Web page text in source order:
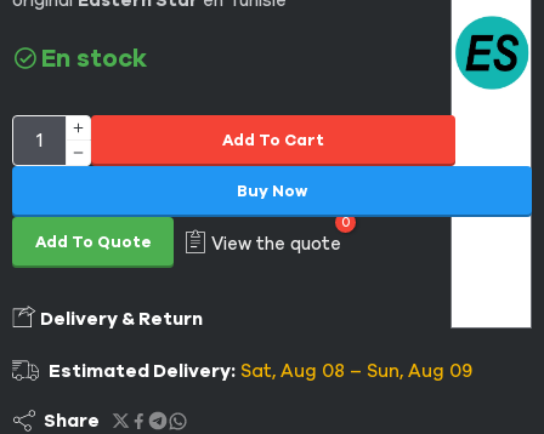
En stock
Add To Cart
Add To Quote View the quote
0
Buy Now
Delivery & Return
Estimated Delivery: Sat, Aug 08 – Sun, Aug 09
Share